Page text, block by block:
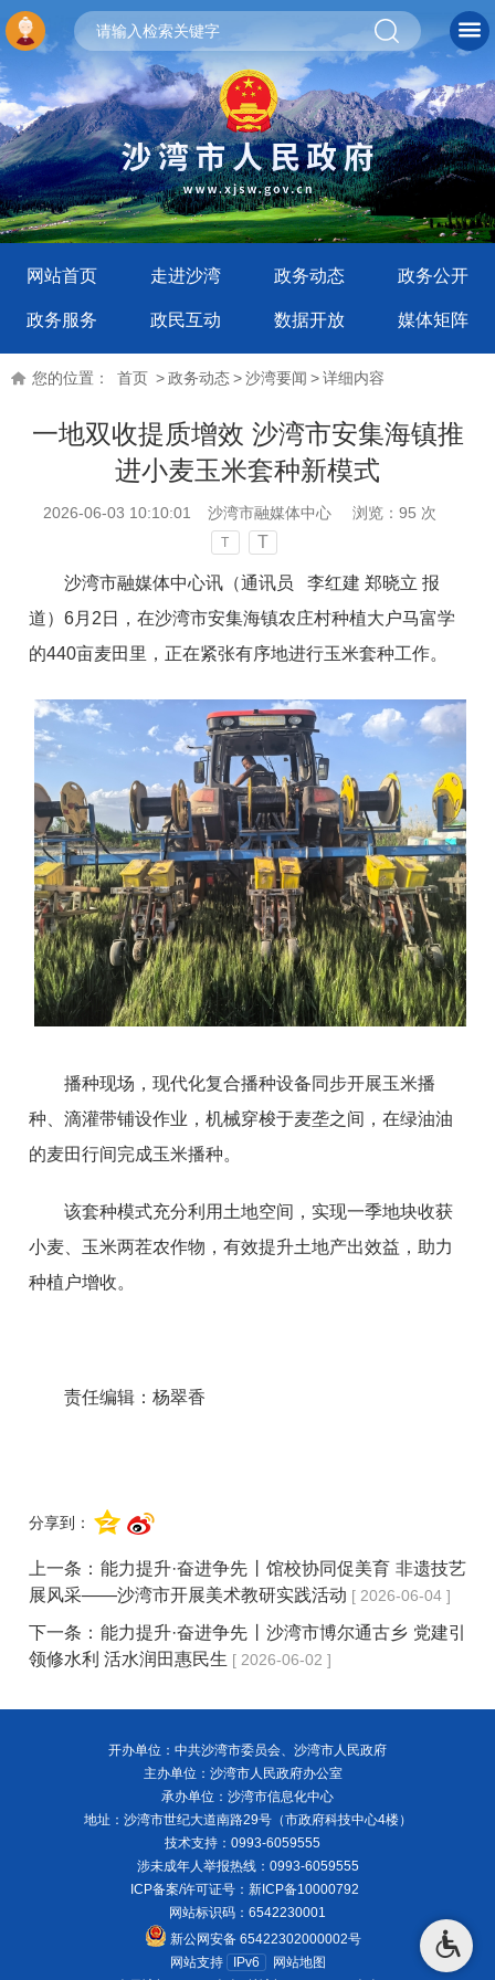
网站首页 走进沙湾 政务动态 政务公开
政务服务 政民互动 数据开放 媒体矩阵
您的位置： 首页 >政务动态>沙湾要闻 >详细内容
一地双收提质增效 沙湾市安集海镇推
进小麦玉米套种新模式
2026-06-03 10:10:01 沙湾市融媒体中心 浏览： 95 次
T T
沙湾市融媒体中心讯（通讯员 李红建 郑晓立 报
道）6月2日，在沙湾市安集海镇农庄村种植大户马富学
的440亩麦田里，正在紧张有序地进行玉米套种工作。
播种现场，现代化复合播种设备同步开展玉米播
种、滴灌带铺设作业，机械穿梭于麦垄之间，在绿油油
的麦田行间完成玉米播种。
该套种模式充分利用土地空间，实现一季地块收获
小麦、玉米两茬农作物，有效提升土地产出效益，助力
种植户增收。
责任编辑：杨翠香
分享到：
上一条： 能力提升·奋进争先丨馆校协同促美育 非遗技艺
展风采——沙湾市开展美术教研实践活动 [ 2026-06-04 ]
下一条： 能力提升·奋进争先丨沙湾市博尔通古乡 党建引
领修水利 活水润田惠民生 [ 2026-06-02 ]
开办单位：中共沙湾市委员会、沙湾市人民政府
主办单位：沙湾市人民政府办公室
承办单位：沙湾市信息化中心
地址：沙湾市世纪大道南路29号（市政府科技中心4楼）
技术支持：0993-6059555
涉未成年人举报热线：0993-6059555
ICP备案/许可证号： 新ICP备10000792
网站标识码：6542230001
新公网安备 65422302000002号
网站支持
IPv6
网站地图